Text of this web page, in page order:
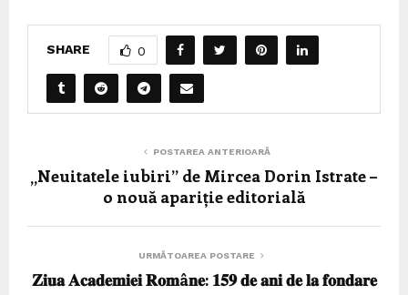
SHARE 0
POSTAREA ANTERIOARĂ
„Neuitatele iubiri” de Mircea Dorin Istrate –
o nouă apariție editorială
URMĂTOAREA POSTARE
𝐙𝐢𝐮𝐚 𝐀𝐜𝐚𝐝𝐞𝐦𝐢𝐞𝐢 𝐑𝐨𝐦â𝐧𝐞: 𝟏𝟓𝟗 𝐝𝐞 𝐚𝐧𝐢 𝐝𝐞 𝐥𝐚 𝐟𝐨𝐧𝐝𝐚𝐫𝐞